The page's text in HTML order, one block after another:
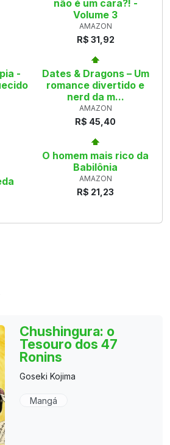
não é um cara?! -
Volume 3
AMAZON
R$ 31,92
-
Dates & Dragons – Um
romance divertido e
nerd da m...
AMAZON
R$ 45,40
O homem mais rico da
Babilônia
AMAZON
R$ 21,23
Chushingura: o
Tesouro dos 47
Ronins
Goseki Kojima
Mangá